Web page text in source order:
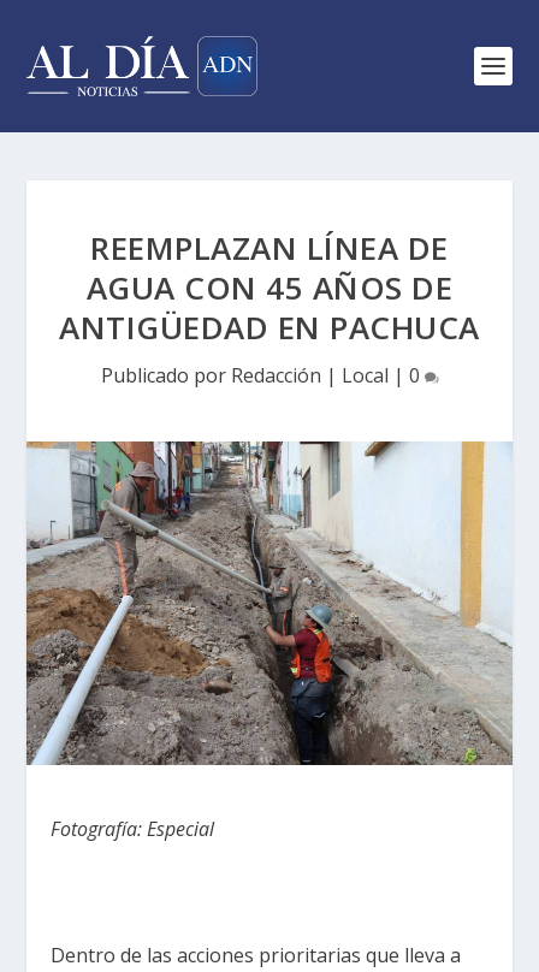
REEMPLAZAN LÍNEA DE
AGUA CON 45 AÑOS DE
ANTIGÜEDAD EN PACHUCA
Publicado por Redacción | Local | 0
Fotografía: Especial
Dentro de las acciones prioritarias que lleva a